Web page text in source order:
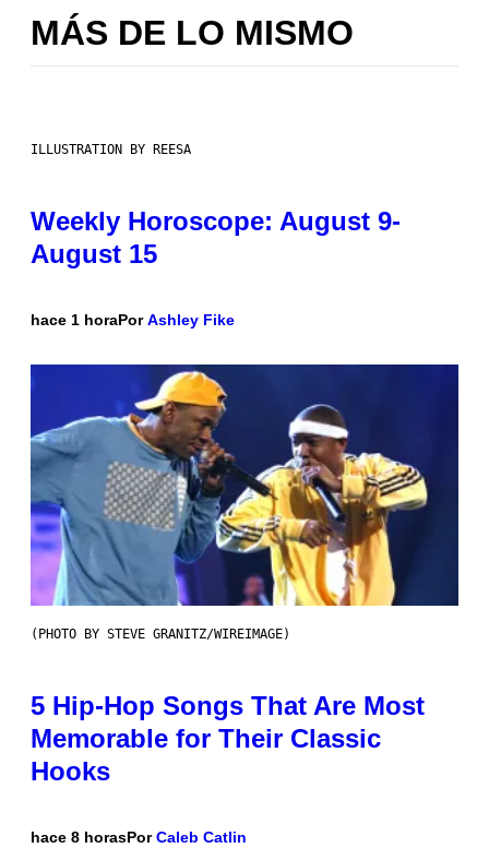
MÁS DE LO MISMO
ILLUSTRATION BY REESA
Weekly Horoscope: August 9-
August 15
hace 1 horaPorAshley Fike
(PHOTO BY STEVE GRANITZ/WIREIMAGE)
5 Hip-Hop Songs That Are Most
Memorable for Their Classic
Hooks
hace 8 horasPorCaleb Catlin